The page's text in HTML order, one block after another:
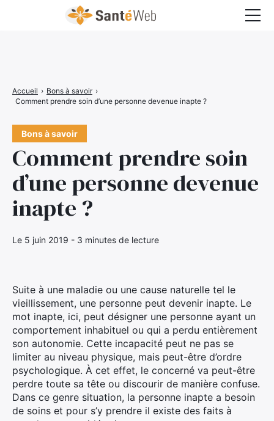
Bons à savoir
Comment prendre soin
d’une personne devenue
inapte ?
Le 5 juin 2019 - 3 minutes de lecture
Accueil › Bons à savoir ›
Comment prendre soin d’une personne devenue inapte ?
Suite à une maladie ou une cause naturelle tel le
vieillissement, une personne peut devenir inapte. Le
mot inapte, ici, peut désigner une personne ayant un
comportement inhabituel ou qui a perdu entièrement
son autonomie. Cette incapacité peut ne pas se
limiter au niveau physique, mais peut-être d’ordre
psychologique. À cet effet, le concerné va peut-être
perdre toute sa tête ou discourir de manière confuse.
Dans ce genre situation, la personne inapte a besoin
de soins et pour s’y prendre il existe des faits à
Chirurgie
Grossesse
Maladies
Médecine
Psychologie